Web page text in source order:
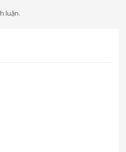
luận.